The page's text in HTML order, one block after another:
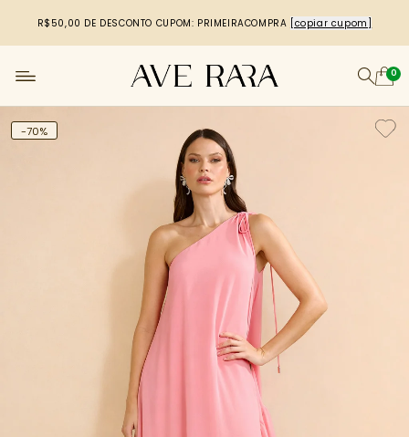
R$50,00 DE DESCONTO CUPOM: PRIMEIRACOMPRA [copiar cupom]
0
-70%